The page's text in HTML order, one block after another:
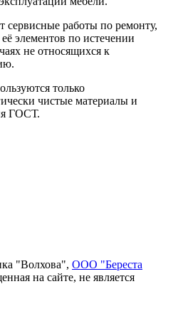
сервисные работы по ремонту,
элементов по истечении
не относящихся к
только
чистые материалы и
ГОСТ.
"Волхова", ООО "Береста
на сайте, не является